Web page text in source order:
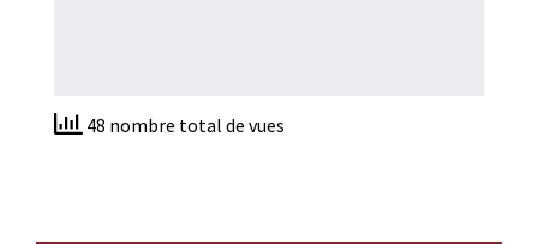
48 nombre total de vues